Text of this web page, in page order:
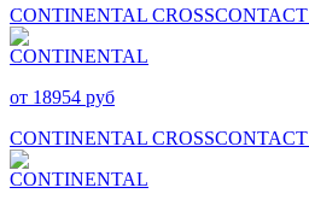
CONTINENTAL CROSSCONTACT
от 18954 руб
CONTINENTAL